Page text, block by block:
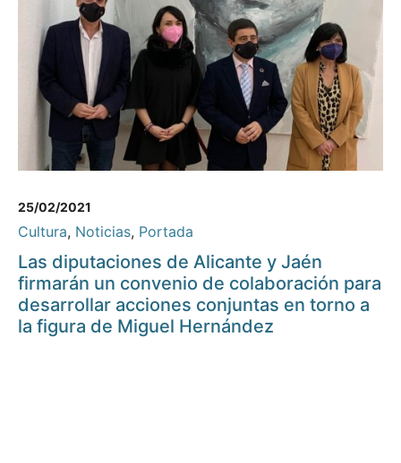
25/02/2021
Cultura, Noticias, Portada
Las diputaciones de Alicante y Jaén
firmarán un convenio de colaboración para
desarrollar acciones conjuntas en torno a
la figura de Miguel Hernández